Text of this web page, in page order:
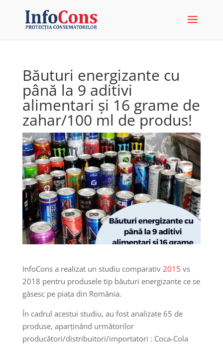
Băuturi energizante cu
până la 9 aditivi
alimentari și 16 grame de
zahar/100 ml de produs!
InfoCons a realizat un studiu comparativ 2015 vs
2018 pentru produsele tip băuturi energizante ce se
găsesc pe piața din România.
În cadrul acestui studiu, au fost analizate 65 de
produse, aparținând următorilor
producători/distribuitori/importatori : Coca-Cola